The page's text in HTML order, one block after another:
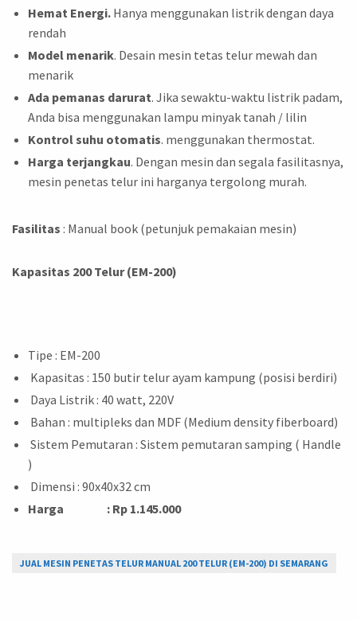
Hemat Energi. Hanya menggunakan listrik dengan daya
rendah
Model menarik. Desain mesin tetas telur mewah dan
menarik
Ada pemanas darurat. Jika sewaktu-waktu listrik padam,
Anda bisa menggunakan lampu minyak tanah / lilin
Kontrol suhu otomatis. menggunakan thermostat.
Harga terjangkau. Dengan mesin dan segala fasilitasnya,
mesin penetas telur ini harganya tergolong murah.
Fasilitas : Manual book (petunjuk pemakaian mesin)
Kapasitas 200 Telur (EM-200)
Tipe : EM-200
Kapasitas : 150 butir telur ayam kampung (posisi berdiri)
Daya Listrik : 40 watt, 220V
Bahan : multipleks dan MDF (Medium density fiberboard)
Sistem Pemutaran : Sistem pemutaran samping ( Handle
)
Dimensi : 90x40x32 cm
Harga : Rp 1.145.000
JUAL MESIN PENETAS TELUR MANUAL 200 TELUR (EM-200) DI SEMARANG